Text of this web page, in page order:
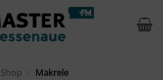
Shop Makrele